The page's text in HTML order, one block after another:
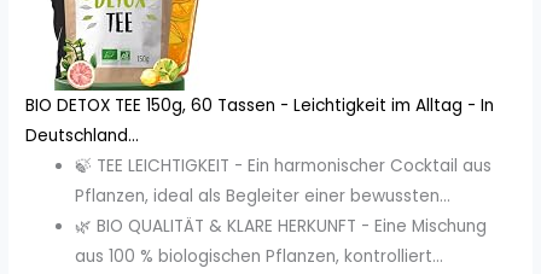
BIO DETOX TEE 150g, 60 Tassen - Leichtigkeit im Alltag - In
Deutschland...
🍃 TEE LEICHTIGKEIT - Ein harmonischer Cocktail aus
Pflanzen, ideal als Begleiter einer bewussten...
🌿 BIO QUALITÄT & KLARE HERKUNFT - Eine Mischung
aus 100 % biologischen Pflanzen, kontrolliert...